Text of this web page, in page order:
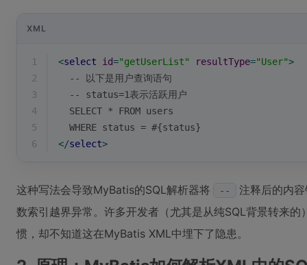
XML
1 <select id="getUserList" resultType="User">
2
  -- 以下是用户查询语句
3
  -- status=1表示活跃用户
4
  SELECT * FROM users
5
  WHERE status = #{status}
6
</select>
这种写法会导致MyBatis的SQL解析器将 --
注释后的内
数索引越界异常。许多开发者（尤其是从纯SQL背景转来
惯，却不知道这在MyBatis XML中埋下了隐患。